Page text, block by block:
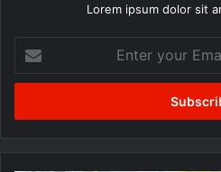
Lorem ipsum dolor sit
your
Email